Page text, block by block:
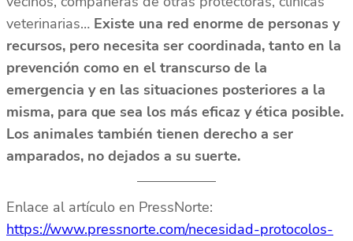
veterinarias… Existe una red enorme de personas y
recursos, pero necesita ser coordinada, tanto en la
prevención como en el transcurso de la
emergencia y en las situaciones posteriores a la
misma, para que sea los más eficaz y ética posible.
Los animales también tienen derecho a ser
amparados, no dejados a su suerte.
Enlace al artículo en PressNorte:
https://www.pressnorte.com/necesidad-protocolos-